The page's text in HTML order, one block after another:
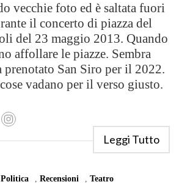
vecchie foto ed è saltata fuori
il concerto di piazza del
del 23 maggio 2013. Quando
affollare le piazze. Sembra
prenotato San Siro per il 2022.
vadano per il verso giusto.
Leggi Tutto
Politica , Recensioni , Teatro